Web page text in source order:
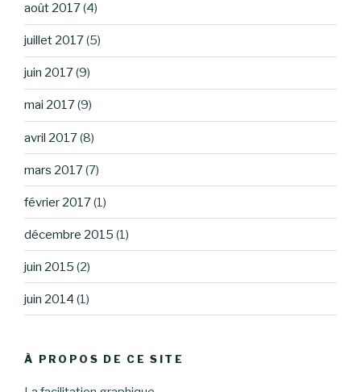
août 2017(4)
juillet 2017(5)
juin 2017(9)
mai 2017(9)
avril 2017(8)
mars 2017(7)
février 2017(1)
décembre 2015 (1)
juin 2015 (2)
juin 2014 (1)
À PROPOS DE CE SITE